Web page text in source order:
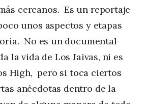
cercanos. Es un reportaje
unos aspectos y etapas
No es un documental
la vida de Los Jaivas, ni es
High, pero si toca ciertos
anécdotas dentro de la